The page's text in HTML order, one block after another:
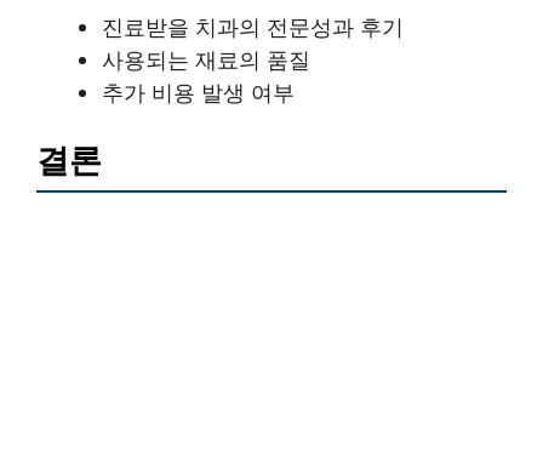
진료받을 치과의 전문성과 후기
사용되는 재료의 품질
추가 비용 발생 여부
결론